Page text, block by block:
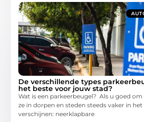
De verschillende types
het beste voor jouw stad?
Wat is een parkeerbeugel? Als u goed
ze in dorpen en steden steeds vaker in
verschijnen: neerklapbare